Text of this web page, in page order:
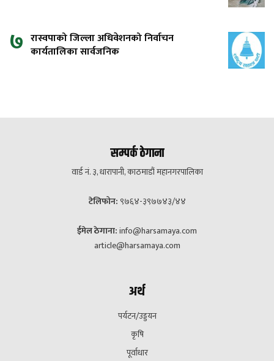
७ रास्वपाको जिल्ला अधिवेशनको निर्वाचन
कार्यतालिका सार्वजनिक
सम्पर्क ठेगाना
वार्ड नं. ३, धारापानी, काठमाडौं महानगरपालिका
टेलिफोन: ९७६४-३९७७४३/४४
ईमेल ठेगाना:info@harsamaya.com
article@harsamaya.com
अर्थ
पर्यटन/उड्डयन
कृषि
पूर्वाधार